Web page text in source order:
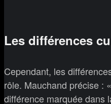
Les différences
Cependant, les
rôle. Mauchand précise :
différence marquée dans